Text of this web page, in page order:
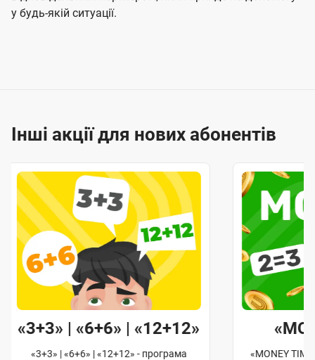
у будь-якій ситуації.
Інші акції для нових абонентів
«3+3» | «6+6» | «12+12»
«3+3» | «6+6» | «12+12» - програма
«MONEY